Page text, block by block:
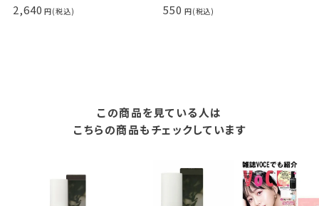
2,640 550
この商品を見ている人は
こちらの商品もチェックしています